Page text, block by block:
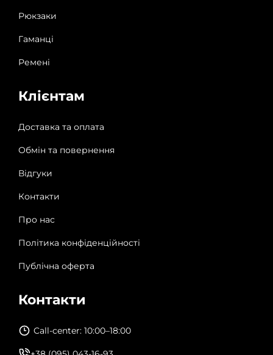
Рюкзаки
Гаманці
Ремені
Клієнтам
Доставка та оплата
Обмін та повернення
Відгуки
Контакти
Про нас
Політика конфіденційності
Публічна оферта
Контакти
Call-center: 10:00–18:00